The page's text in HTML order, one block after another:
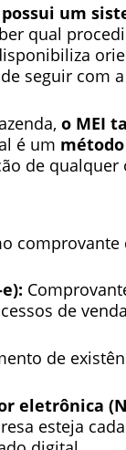
um
qual
seguir com
o MEI
é um
de
de
de
eletrônica
esteja